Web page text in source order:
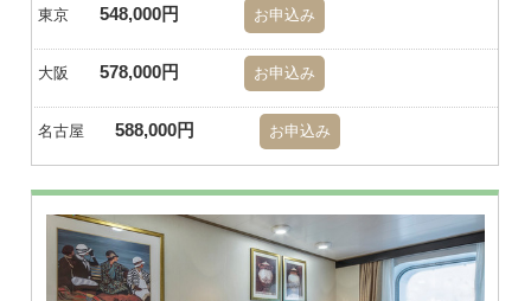
東京 548,000円 お申込み
大阪 578,000円 お申込み
名古屋 588,000円 お申込み